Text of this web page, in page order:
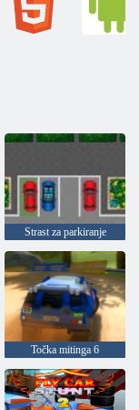
Strast za parkiranje
Točka mitinga 6